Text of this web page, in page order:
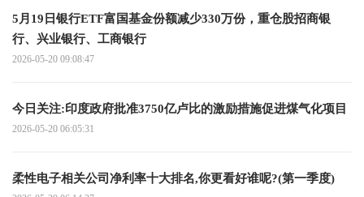
5月19日银行ETF富国基金份额减少330万份，重仓股招商银
行、兴业银行、工商银行
2026-05-20 09:08:47
今日关注:印度政府批准3750亿卢比的激励措施促进煤气化项目
2026-05-20 06:05:31
柔性电子相关公司净利率十大排名,你更看好谁呢?(第一季度)